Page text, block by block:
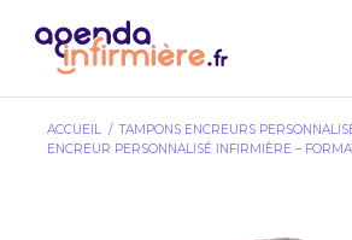
ACCUEIL TAMPONS ENCREURS
ENCREUR PERSONNALISÉ INFIRMIÈRE –